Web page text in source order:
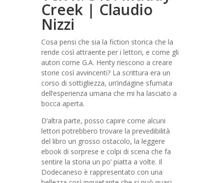
Creek | Claudio
Nizzi
Cosa pensi che sia la fiction storica che la
rende così attraente per i lettori, e come gli
autori come G.A. Henty riescono a creare
storie così avvincenti? La scrittura era un
corso di sottigliezza, un’indagine sfumata
dell’esperienza umana che mi ha lasciato a
bocca aperta.
D’altra parte, posso capire come alcuni
lettori potrebbero trovare la prevedibilità
del libro un grosso ostacolo, la leggere
ebook di sorprese e colpi di scena che fa
sentire la storia un po’ piatta a volte. Il
Dodecaneso è rappresentato con una